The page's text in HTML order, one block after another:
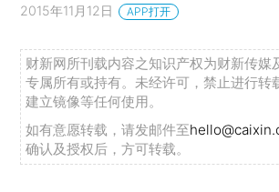
2015年11月12日 APP打开
财新网所刊载内容之知识产权为财新传媒
专属所有或持有。未经许可，禁止进行转
建立镜像等任何使用。
如有意愿转载，请发邮件至
确认及授权后，方可转载。